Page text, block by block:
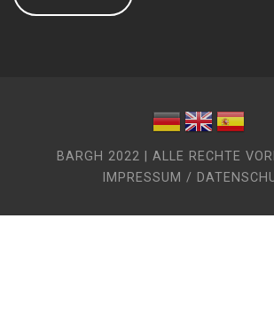
BARGH 2022 | ALLE RECHTE
IMPRESSUM /